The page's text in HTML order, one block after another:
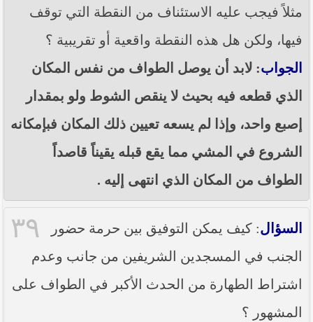
مثلاً فيجب عليه الاستئناف من النقطة التي توقف
فيها، ولكن هل هذه النقطة واقعية أو تقريبية ؟
الجواب: لابد أن يوصل الطواف من نفس المكان
الذي قطعه فيه بحيث لا ينقص الشوط ولو بمقدار
إصبع واحد، وإذا لم يسعه تعيين ذلك المكان فبإمكانه
الشروع في المشي مما يقع قبله يقيناً قاصداً
الطواف من المكان الذي انتهى إليه .
٣٩ السؤال: كيف يمكن التوفيق بين حرمة حضور
الجنب في المسجدين الشريفين من جانب وعدم
اشتراط الطهارة من الحدث الأكبر في الطواف على
المشهور ؟